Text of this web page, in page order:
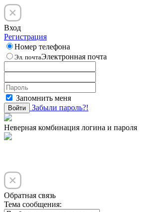
Вход
Регистрация
Номер телефона
Эл. почтаЭлектронная почта
Запомнить меня
Войти Забыли пароль?!
Неверная комбинация логина и пароля
Обратная связь
Тема сообщения: